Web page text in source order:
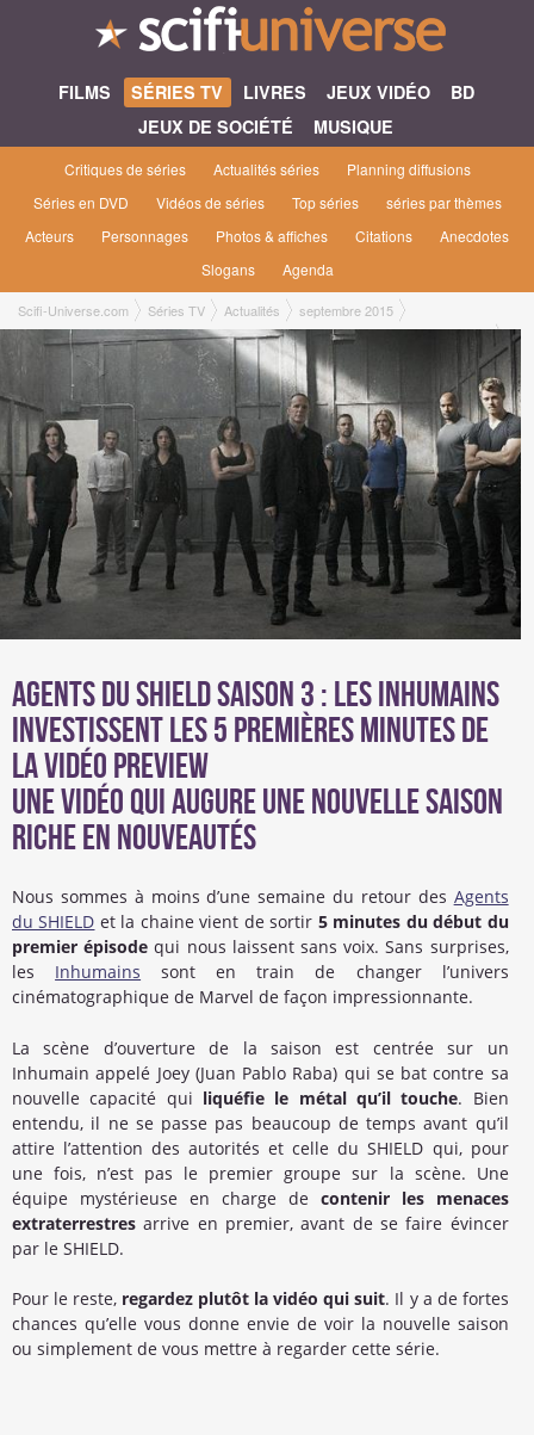
FILMS SÉRIES TV LIVRES JEUX VIDÉO
BD
JEUX DE SOCIÉTÉ
MUSIQUE
Critiques de séries Actualités séries
Planning diffusions
Séries en DVD
Vidéos de séries Top séries
séries par thèmes
Acteurs
Personnages Photos & affiches Citations
Anecdotes
Slogans
Agenda
Scifi-Universe.com Séries TV Actualités
septembre 2015
Agents du SHIELD saison 3 : Les inhumains investissent les 5 premières minutes
de la vidéo preview
Agents du SHIELD saison 3 : Les inhumains
investissent les 5 premières minutes de
la vidéo preview
Une vidéo qui augure une nouvelle saison
riche en nouveautés
Nous sommes à moins d’une semaine du retour des Agents
du SHIELD et la chaine vient de sortir 5 minutes du début du
premier épisode qui nous laissent sans voix. Sans surprises,
les Inhumains sont en train de changer l’univers
cinématographique de Marvel de façon impressionnante.
La scène d’ouverture de la saison est centrée sur un
Inhumain appelé Joey (Juan Pablo Raba) qui se bat contre sa
nouvelle capacité qui liquéfie le métal qu’il touche. Bien
entendu, il ne se passe pas beaucoup de temps avant qu’il
attire l’attention des autorités et celle du SHIELD qui, pour
une fois, n’est pas le premier groupe sur la scène. Une
équipe mystérieuse en charge de contenir les menaces
extraterrestres arrive en premier, avant de se faire évincer
par le SHIELD.
Pour le reste, regardez plutôt la vidéo qui suit. Il y a de fortes
chances qu’elle vous donne envie de voir la nouvelle saison
ou simplement de vous mettre à regarder cette série.